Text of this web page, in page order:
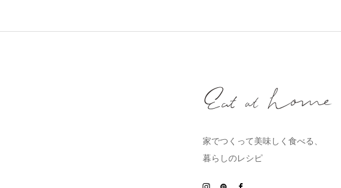
家でつくって美味しく食べる、
暮らしのレシピ